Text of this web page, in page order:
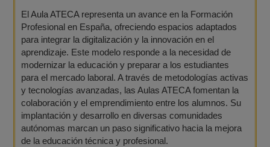
El Aula ATECA representa un avance en la Formación
Profesional en España, ofreciendo espacios adaptados
para integrar la digitalización y la innovación en el
aprendizaje. Este modelo responde a la necesidad de
modernizar la educación y preparar a los estudiantes
para el mercado laboral. A través de metodologías activas
y tecnologías avanzadas, las Aulas ATECA fomentan la
colaboración y el emprendimiento entre los alumnos. Su
implantación y desarrollo en diversas comunidades
autónomas marcan un paso significativo hacia la mejora
de la educación técnica y profesional.